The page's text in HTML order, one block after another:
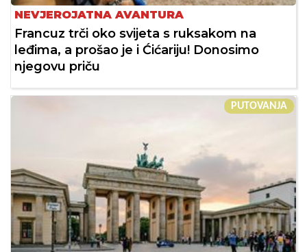
NEVJEROJATNA AVANTURA
Francuz trči oko svijeta s ruksakom na
leđima, a prošao je i Ćićariju! Donosimo
njegovu priču
PUTOVANJA